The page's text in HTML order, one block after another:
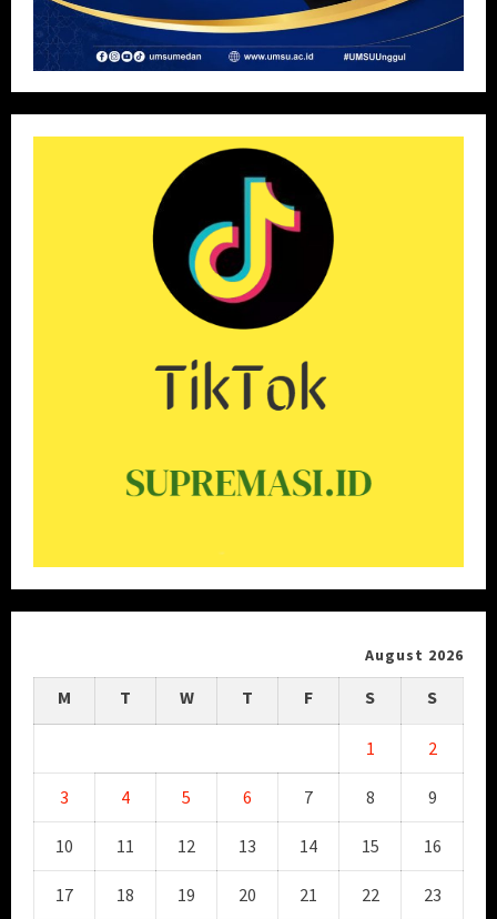
August 2026
M T W T F S S
1 2
3 4 5 6 7 8 9
10 11 12 13 14 15 16
17 18 19 20 21 22 23